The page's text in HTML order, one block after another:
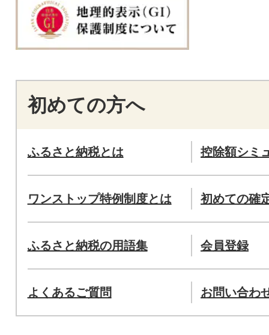
初めての方へ
ふるさと納税とは 控除額シミ
ワンストップ特例制度とは 初めての確
ふるさと納税の用語集 会員登録
よくあるご質問 お問い合わ